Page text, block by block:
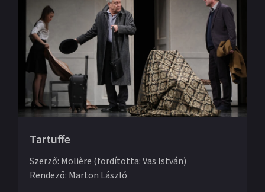
Tartuffe
Szerző: Molière (fordította: Vas István)
Rendező: Marton László